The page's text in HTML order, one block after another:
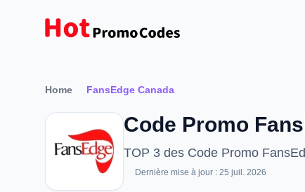
Home FansEdge Canada
Code Promo
TOP 3 des Code Promo
Dernière mise à jour : 25 juil. 2026